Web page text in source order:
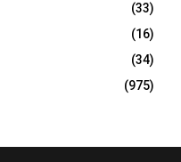
(33)
(16)
(34)
(975)